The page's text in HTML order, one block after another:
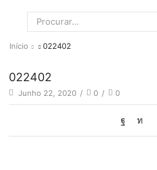
Search
Início 022402
022402
Junho 22, 2020 / 0 / 0